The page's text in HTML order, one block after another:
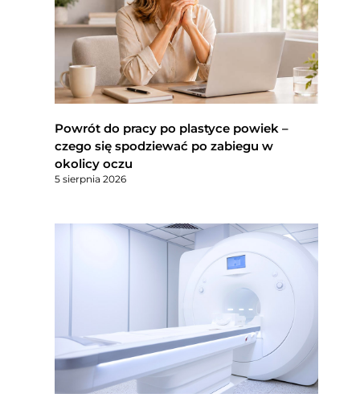
Powrót do pracy po plastyce powiek –
czego się spodziewać po zabiegu w
okolicy oczu
5 sierpnia 2026